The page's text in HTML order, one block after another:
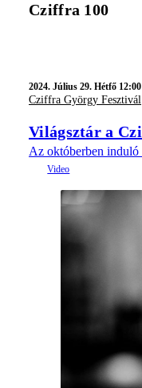
Cziffra 100
2024. Július 29. Hétfő 12:00
Cziffra György Fesztivál
Világsztár a
Az októberben induló